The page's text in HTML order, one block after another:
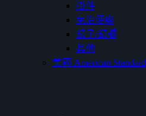
掛件
免治便座
鏡子/鏡櫃
其他
美國 American Standard